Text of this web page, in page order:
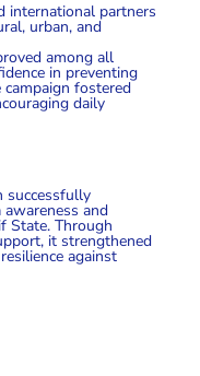
international partners
urban, and
among all
in preventing
fostered
daily
successfully
and
State. Through
it strengthened
against